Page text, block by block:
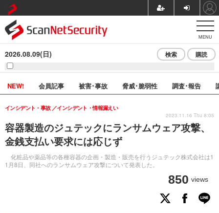
MENU
2026.08.09(日) 検索 購読
NEW! 会員記事 被害･事故 脅威･脆弱性 調査･報告
容器製造のジュテックにランサムウェア攻撃、
金銭支払い要求には応じず
化粧品や薬品等の各種容器の企画・製造・販売を行うジュテック株式会社は1
1月8日、同社へのランサムウェア攻撃について発表した。
インシデント・事故 インシデント・情報漏えい
850 views
2023.11.16 Thu 8:05